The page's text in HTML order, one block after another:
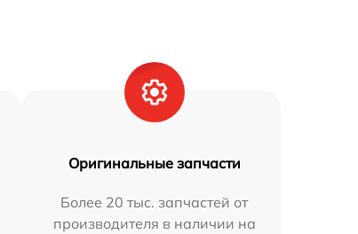
Оригинальные запчасти
Более 20 тыс. запчастей от
производителя в наличии на